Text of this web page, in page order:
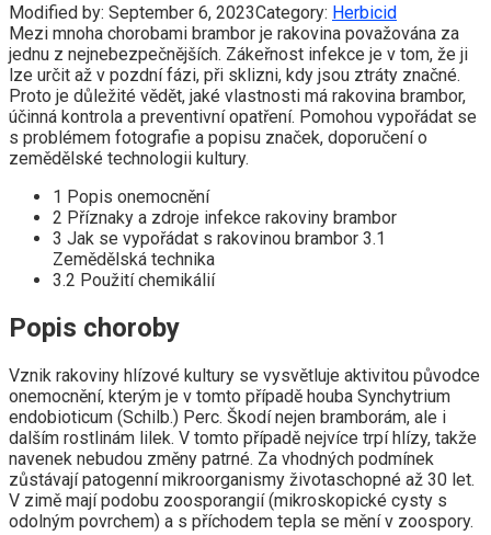
Modified by: September 6, 2023Category: Herbicid
Mezi mnoha chorobami brambor je rakovina považována za
jednu z nejnebezpečnějších. Zákeřnost infekce je v tom, že ji
lze určit až v pozdní fázi, při sklizni, kdy jsou ztráty značné.
Proto je důležité vědět, jaké vlastnosti má rakovina brambor,
účinná kontrola a preventivní opatření. Pomohou vypořádat se
s problémem fotografie a popisu značek, doporučení o
zemědělské technologii kultury.
1 Popis onemocnění
2 Příznaky a zdroje infekce rakoviny brambor
3 Jak se vypořádat s rakovinou brambor 3.1
Zemědělská technika
3.2 Použití chemikálií
Popis choroby
Vznik rakoviny hlízové ​​kultury se vysvětluje aktivitou původce
onemocnění, kterým je v tomto případě houba Synchytrium
endobioticum (Schilb.) Perc. Škodí nejen bramborám, ale i
dalším rostlinám lilek. V tomto případě nejvíce trpí hlízy, takže
navenek nebudou změny patrné. Za vhodných podmínek
zůstávají patogenní mikroorganismy životaschopné až 30 let.
V zimě mají podobu zoosporangií (mikroskopické cysty s
odolným povrchem) a s příchodem tepla se mění v zoospory.